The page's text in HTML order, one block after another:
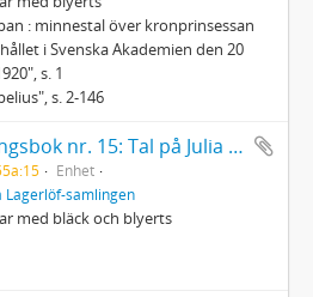
: minnestal över kronprinsessan
i Svenska Akademien den 20
s. 1
s. 2-146
Anteckningsbok nr. 15: Tal på Julia Ekmans 80-årsdag den 30 augusti 1923 m.m.
Enhet
Lagerlöf-samlingen
med bläck och blyerts